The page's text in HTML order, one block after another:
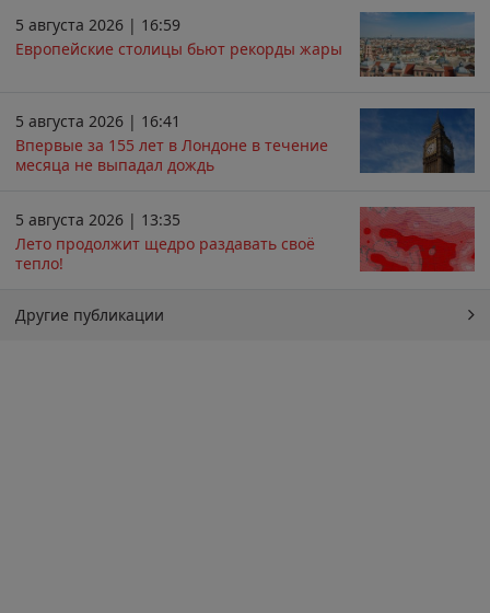
5 августа 2026 | 16:59
Европейские столицы бьют рекорды жары
5 августа 2026 | 16:41
Впервые за 155 лет в Лондоне в течение
месяца не выпадал дождь
5 августа 2026 | 13:35
Лето продолжит щедро раздавать своё
тепло!
Другие публикации